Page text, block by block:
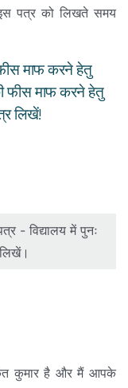
पत्र को लिखते समय
फीस माफ करने हेतु
फीस माफ करने हेतु
लिखें!
- विद्यालय में पुनः
कुमार है और मैं आपके